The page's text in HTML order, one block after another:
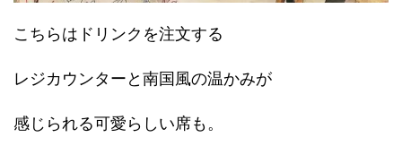
こちらはドリンクを注文する
レジカウンターと南国風の温かみが
感じられる可愛らしい席も。